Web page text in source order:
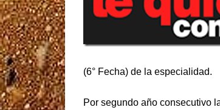
(6° Fecha) de la especialidad.
Por segundo año consecutivo